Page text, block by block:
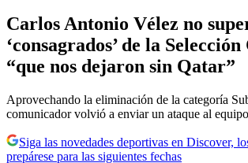
Carlos Antonio Vélez no
‘consagrados’ de la
“que nos dejaron sin Qatar”
Aprovechando la eliminación de la categoría
comunicador volvió a enviar un ataque al
Siga las novedades deportivas en Discover,
prepárese para las siguientes fechas